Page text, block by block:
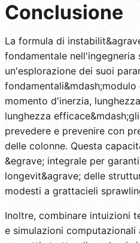
Conclusione
La formula di
fondamentale
un'esplorazione dei suoi
momento d'inerzia,
lunghezza
prevedere e prevenire con
delle colonne. Questa
&egrave; integrale per
longevit&agrave; delle
modesti a grattacieli
Inoltre, combinare intuizioni
e simulazioni computazionali